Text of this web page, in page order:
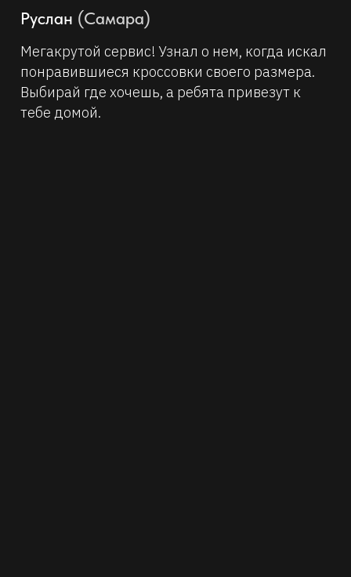
Руслан (Самара)
Мегакрутой сервис! Узнал о нем, когда искал
понравившиеся кроссовки своего размера.
Выбирай где хочешь, а ребята привезут к
тебе домой.